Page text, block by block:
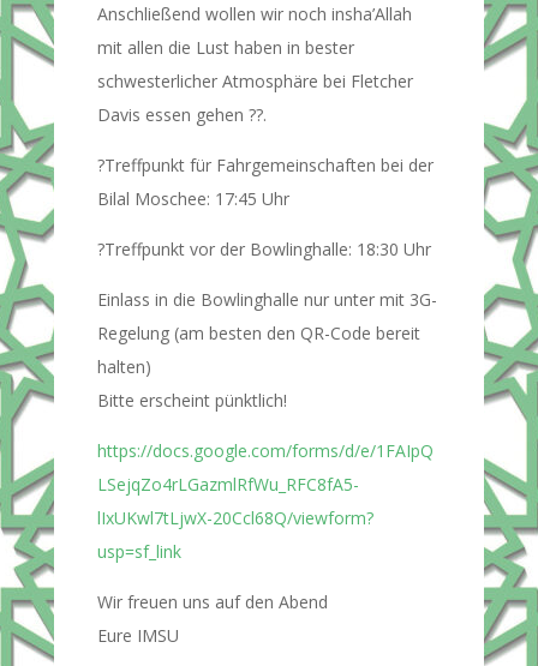
Anschließend wollen wir noch insha’Allah
mit allen die Lust haben in bester
schwesterlicher Atmosphäre bei Fletcher
Davis essen gehen ??.
?Treffpunkt für Fahrgemeinschaften bei der
Bilal Moschee: 17:45 Uhr
?Treffpunkt vor der Bowlinghalle: 18:30 Uhr
Einlass in die Bowlinghalle nur unter mit 3G-
Regelung (am besten den QR-Code bereit
halten)
Bitte erscheint pünktlich!
https://docs.google.com/forms/d/e/1FAIpQ
LSejqZo4rLGazmlRfWu_RFC8fA5-
lIxUKwl7tLjwX-20Ccl68Q/viewform?
usp=sf_link
Wir freuen uns auf den Abend
Eure IMSU